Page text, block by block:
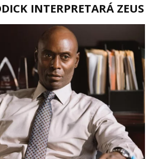
INTERPRETARÁ ZEUS